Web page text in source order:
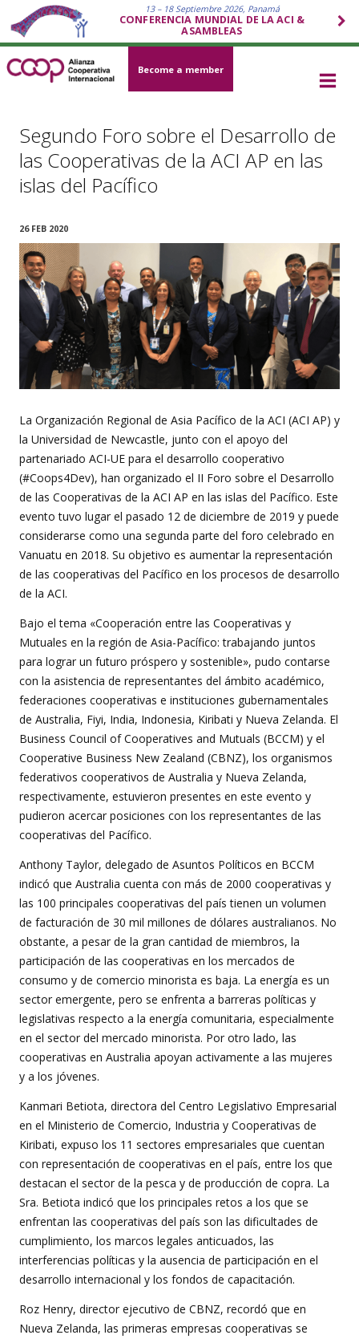
13 – 18 Septiembre 2026, Panamá
CONFERENCIA MUNDIAL DE LA ACI &
ASAMBLEAS
Become a member
Segundo Foro sobre el Desarrollo de
las Cooperativas de la ACI AP en las
islas del Pacífico
26 FEB 2020
La Organización Regional de Asia Pacífico de la ACI (ACI AP) y
la Universidad de Newcastle, junto con el apoyo del
partenariado ACI-UE para el desarrollo cooperativo
(#Coops4Dev), han organizado el II Foro sobre el Desarrollo
de las Cooperativas de la ACI AP en las islas del Pacífico. Este
evento tuvo lugar el pasado 12 de diciembre de 2019 y puede
considerarse como una segunda parte del foro celebrado en
Vanuatu en 2018. Su objetivo es aumentar la representación
de las cooperativas del Pacífico en los procesos de desarrollo
de la ACI.
Bajo el tema «Cooperación entre las Cooperativas y
Mutuales en la región de Asia-Pacífico: trabajando juntos
para lograr un futuro próspero y sostenible», pudo contarse
con la asistencia de representantes del ámbito académico,
federaciones cooperativas e instituciones gubernamentales
de Australia, Fiyi, India, Indonesia, Kiribati y Nueva Zelanda. El
Business Council of Cooperatives and Mutuals (BCCM) y el
Cooperative Business New Zealand (CBNZ), los organismos
federativos cooperativos de Australia y Nueva Zelanda,
respectivamente, estuvieron presentes en este evento y
pudieron acercar posiciones con los representantes de las
cooperativas del Pacífico.
Anthony Taylor, delegado de Asuntos Políticos en BCCM
indicó que Australia cuenta con más de 2000 cooperativas y
las 100 principales cooperativas del país tienen un volumen
de facturación de 30 mil millones de dólares australianos. No
obstante, a pesar de la gran cantidad de miembros, la
participación de las cooperativas en los mercados de
consumo y de comercio minorista es baja. La energía es un
sector emergente, pero se enfrenta a barreras políticas y
legislativas respecto a la energía comunitaria, especialmente
en el sector del mercado minorista. Por otro lado, las
cooperativas en Australia apoyan activamente a las mujeres
y a los jóvenes.
Kanmari Betiota, directora del Centro Legislativo Empresarial
en el Ministerio de Comercio, Industria y Cooperativas de
Kiribati, expuso los 11 sectores empresariales que cuentan
con representación de cooperativas en el país, entre los que
destacan el sector de la pesca y de producción de copra. La
Sra. Betiota indicó que los principales retos a los que se
enfrentan las cooperativas del país son las dificultades de
cumplimiento, los marcos legales anticuados, las
interferencias políticas y la ausencia de participación en el
desarrollo internacional y los fondos de capacitación.
Roz Henry, director ejecutivo de CBNZ, recordó que en
Nueva Zelanda, las primeras empresas cooperativas se